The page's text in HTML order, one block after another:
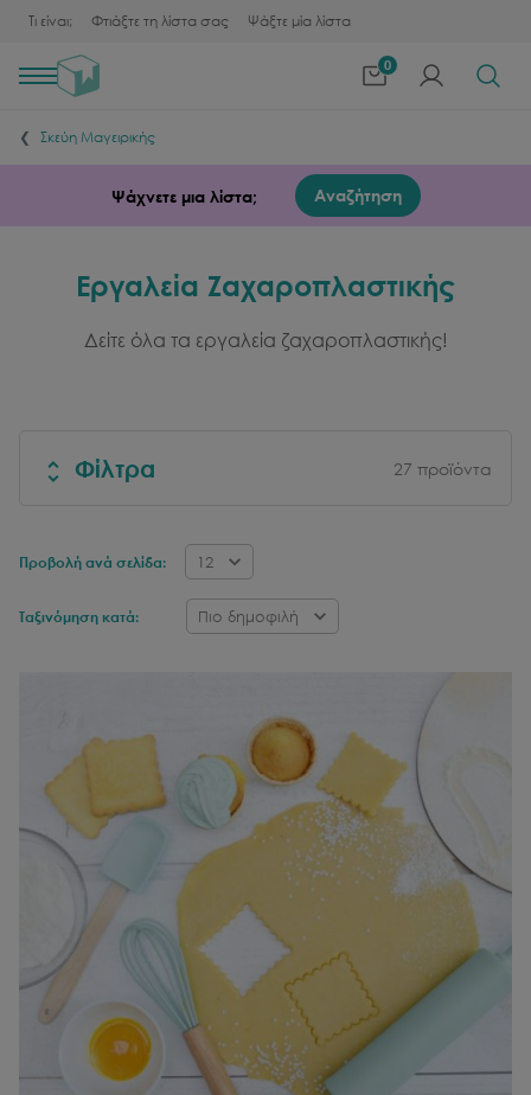
Τι είναι; Φτιάξτε τη λίστα σας Ψάξτε μία λίστα
Toggle
0
Σκεύη Μαγειρικής
Ψάχνετε μια λίστα; Αναζήτηση
Εργαλεία Ζαχαροπλαστικής
Δείτε όλα τα εργαλεία ζαχαροπλαστικής!
Φίλτρα 27 προϊόντα
Προβολή ανά σελίδα: 12
Ταξινόμηση κατά: Πιο δημοφιλή